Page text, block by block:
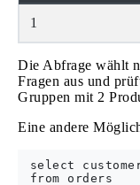
1
Die Abfrage wählt
Fragen aus und
Gruppen mit 2
Eine andere
select
from orders